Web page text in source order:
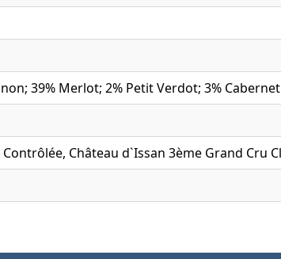
39% Merlot; 2% Petit Verdot; 3%
Château d`Issan 3ème Grand Cru